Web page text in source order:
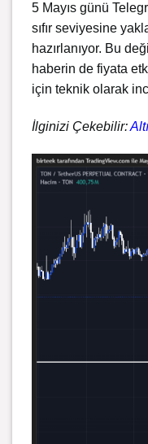
5 Mayıs günü
sıfır seviyesine
hazırlanıyor. Bu
haberin de fiyata
için teknik olarak
İlginizi Çekebilir: